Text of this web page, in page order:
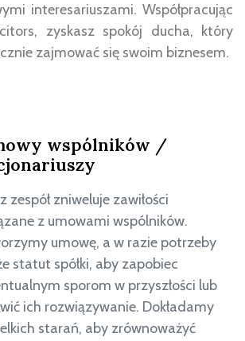
interesariuszami. Współpracując
zyskasz spokój ducha, który
zajmować się swoim biznesem.
wspólników /
zespół zniweluje zawiłości
z umowami wspólników.
umowę, a w razie potrzeby
statut spółki, aby zapobiec
sporom w przyszłości lub
ich rozwiązywanie. Dokładamy
starań, aby zrównoważyć